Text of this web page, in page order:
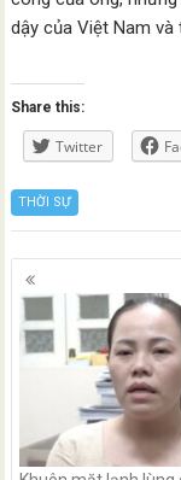
dậy của Việt Nam
Share this:
Twitter
THỜI SỰ
Posts
navigation